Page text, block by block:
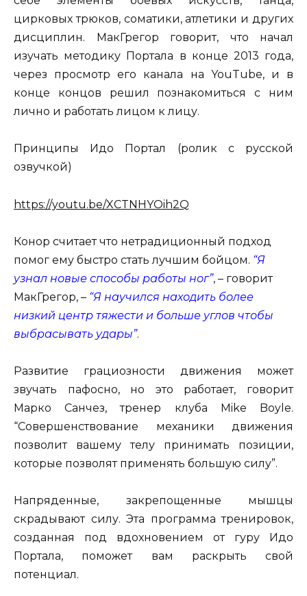
цирковых трюков, соматики, атлетики и других
дисциплин. МакГрегор говорит, что начал
изучать методику Портала в конце 2013 года,
через просмотр его канала на YouTube, и в
конце концов решил познакомиться с ним
лично и работать лицом к лицу.
Принципы Идо Портал (ролик с русской
озвучкой)
https://youtu.be/XCTNHYOih2Q
Конор считает что нетрадиционный подход
помог ему быстро стать лучшим бойцом. “Я
узнал новые способы работы ног”, – говорит
МакГрегор, – “Я научился находить более
низкий центр тяжести и больше углов чтобы
выбрасывать удары”.
Развитие грациозности движения может
звучать пафосно, но это работает, говорит
Марко Санчез, тренер клуба Mike Boyle.
“Совершенствование механики движения
позволит вашему телу принимать позиции,
которые позволят применять большую силу”.
Напряденные, закрепощенные мышцы
скрадывают силу. Эта программа тренировок,
созданная под вдохновением от гуру Идо
Портала, поможет вам раскрыть свой
потенциал.